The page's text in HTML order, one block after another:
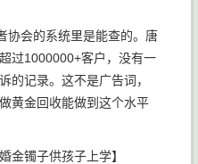
协会的系统里是能查的。唐
过1000000+客户，没有一
的记录。这不是广告词，
黄金回收能做到这个水平
金镯子供孩子上学】